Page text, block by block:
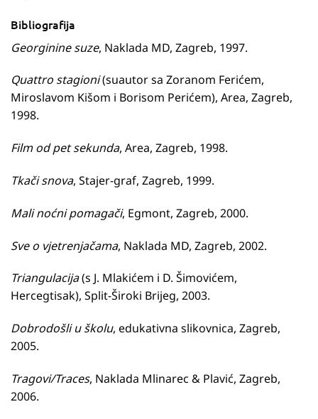
Bibliografija
Georginine suze, Naklada MD, Zagreb, 1997.
Quattro stagioni(suautor sa Zoranom Ferićem,
Miroslavom Kišom i Borisom Perićem), Area, Zagreb,
1998.
Film od pet sekunda, Area, Zagreb, 1998.
Tkači snova, Stajer-graf, Zagreb, 1999.
Mali noćni pomagači, Egmont, Zagreb, 2000.
Sve o vjetrenjačama, Naklada MD, Zagreb, 2002.
Triangulacija(s J. Mlakićem i D. Šimovićem,
Hercegtisak), Split-Široki Brijeg, 2003.
Dobrodošli u školu, edukativna slikovnica, Zagreb,
2005.
Tragovi/Traces, Naklada Mlinarec & Plavić, Zagreb,
2006.